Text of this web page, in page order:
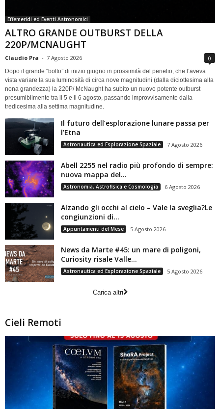
Effemeridi ed Eventi Astronomici
ALTRO GRANDE OUTBURST DELLA
220P/MCNAUGHT
Claudio Pra - 7 Agosto 2026 0
Dopo il grande “botto” di inizio giugno in prossimità del perielio, che l’aveva
vista variare la sua luminosità di circa nove magnitudini (dalla diciottesima alla
nona grandezza) la 220P/ McNaught ha subìto un nuovo potente outburst
presumibilmente tra il 5 e il 6 agosto, passando improvvisamente dalla
tredicesima alla settima magnitudine.
Il futuro dell’esplorazione lunare passa per
l’Etna
Astronautica ed Esplorazione Spaziale 7 Agosto 2026
Abell 2255 nel radio più profondo di sempre:
nuova mappa del...
Astronomia, Astrofisica e Cosmologia 6 Agosto 2026
Alzando gli occhi al cielo – Vale la sveglia?Le
congiunzioni di...
Appuntamenti del Mese 5 Agosto 2026
News da Marte #45: un mare di poligoni,
Curiosity risale Valle...
Astronautica ed Esplorazione Spaziale 5 Agosto 2026
Carica altri
Cieli Remoti